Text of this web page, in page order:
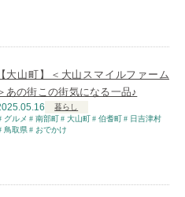
【大山町】＜大山スマイルファーム
あの街この街気になる一品♪
暮らし
グルメ
南部町 大山町 伯耆町
日吉津村
鳥取県
おでかけ